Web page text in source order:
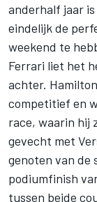
anderhalf jaar
eindelijk de
weekend te
Ferrari liet het
achter.
competitief en
race, waarin hij
gevecht met
genoten van de
podiumfinish
tussen beide